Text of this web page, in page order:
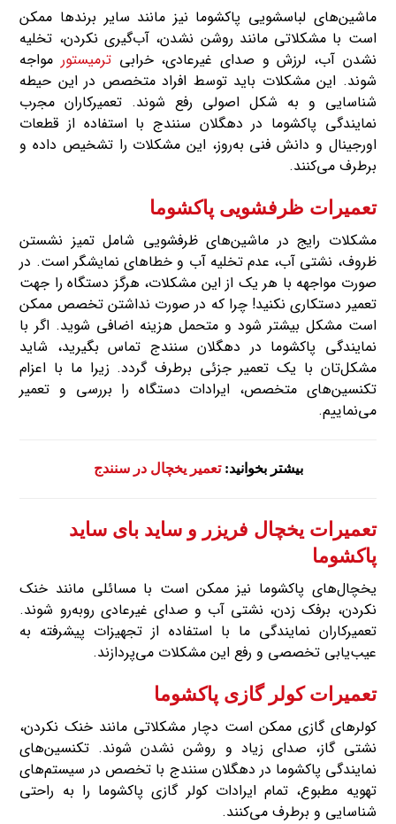
ماشین‌های لباسشویی پاکشوما نیز مانند سایر برندها ممکن
است با مشکلاتی مانند روشن نشدن، آب‌گیری نکردن، تخلیه
نشدن آب، لرزش و صدای غیرعادی، خرابی ترمیستورمواجه
شوند. این مشکلات باید توسط افراد متخصص در این حیطه
شناسایی و به شکل اصولی رفع شوند. تعمیرکاران مجرب
نمایندگی پاکشوما در دهگلان سنندج با استفاده از قطعات
اورجینال و دانش فنی به‌روز، این مشکلات را تشخیص داده و
برطرف می‌کنند.
تعمیرات ظرفشویی پاکشوما
مشکلات رایج در ماشین‌های ظرفشویی شامل تمیز نشستن
ظروف، نشتی آب، عدم تخلیه آب و خطاهای نمایشگر است. در
صورت مواجهه با هر یک از این مشکلات، هرگز دستگاه را جهت
تعمیر دستکاری نکنید! چرا که در صورت نداشتن تخصص ممکن
است مشکل بیشتر شود و متحمل هزینه اضافی شوید. اگر با
نمایندگی پاکشوما در دهگلان سنندج تماس بگیرید، شاید
مشکل‌تان با یک تعمیر جزئی برطرف گردد. زیرا ما با اعزام
تکنسین‌های متخصص، ایرادات دستگاه را بررسی و تعمیر
می‌نماییم.
بیشتر بخوانید:تعمیر یخچال در سنندج
تعمیرات یخچال فریزر و ساید بای ساید
پاکشوما
یخچال‌های پاکشوما نیز ممکن است با مسائلی مانند خنک
نکردن، برفک زدن، نشتی آب و صدای غیرعادی روبه‌رو شوند.
تعمیرکاران نمایندگی ما با استفاده از تجهیزات پیشرفته به
عیب‌یابی تخصصی و رفع این مشکلات می‌پردازند.
تعمیرات کولر گازی پاکشوما
کولرهای گازی ممکن است دچار مشکلاتی مانند خنک نکردن،
نشتی گاز، صدای زیاد و روشن نشدن شوند. تکنسین‌های
نمایندگی پاکشوما در دهگلان سنندج با تخصص در سیستم‌های
تهویه مطبوع، تمام ایرادات کولر گازی پاکشوما را به راحتی
شناسایی و برطرف می‌کنند.